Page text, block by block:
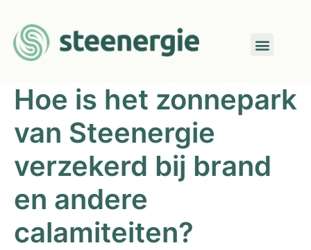
Hoe is het zonnepark
van Steenergie
verzekerd bij brand
en andere
calamiteiten?